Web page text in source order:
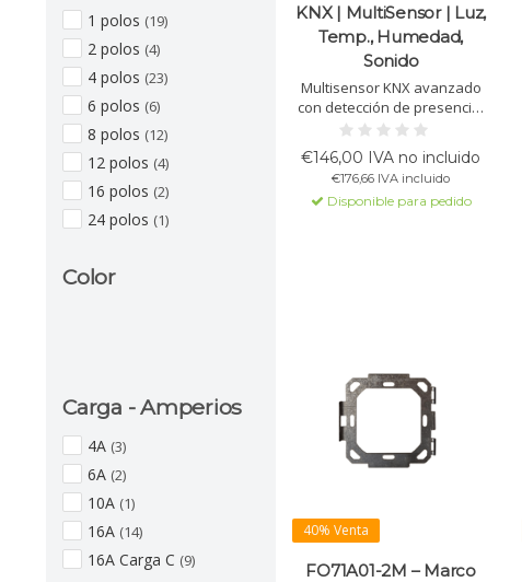
1 polos (19)
2 polos (4)
4 polos (23)
6 polos (6)
8 polos (12)
12 polos (4)
16 polos (2)
24 polos (1)
Color
Carga - Amperios
4A (3)
6A (2)
10A (1)
16A (14)
16A Carga C (9)
KNX | MultiSensor | Luz,
Temp., Humedad,
Sonido
Multisensor KNX avanzado
con detección de presencia,
luz, temperatura, humedad y
sonido. Ideal para un control
energético eficiente del clima
y la iluminación.
€146,00 IVA no incluido
€176,66 IVA incluido
Disponible para pedido
40% Venta
FO71A01-2M – Marco